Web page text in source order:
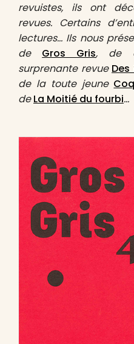
revuistes, ils ont
revues. Certains
lectures… Ils nous
de Gros Gris, de
surprenante revue
de la toute jeune
deLa Moitié du fourbi…